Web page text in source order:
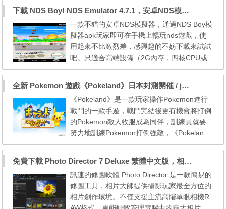
mware ExPetr (或 Petya 變種) 加密勒索軟件
的防禦方法。 NotPetya 利用改良 Eternal Blu
e 漏洞，以和 WannaCry類似的途徑入侵，入
侵後能感染聯網內其他已安裝安全更新 (Patch
MS17-01...
下載 NDS Boy! NDS Emulator 4.7.1，安卓NDS模擬器，com.anhhuy.ds4droid (.apk)
一款不錯的安卓NDS模擬器，通過NDS Boy模
擬器apk玩家即可在手機上暢玩nds遊戲，使
用起來不比激烈差，感興趣的不妨下載來試試
吧。只適合高端設備（2G內存，四核CPU或
更高）。 An high quality emulator to run ND
s, .zip, .7z, .rar) - Support android 4.0+ (suit
able for android 5.0+ and 6.0) - Save and lo
ad state, quick save, quick load, auto sav
e....
全新 Pokemon 遊戲《Pokeland》日本封測開催 / jp.pokemon.pokeland.beta.apk
《Pokeland》是一款玩家操作Pokemon進行
戰鬥的一款手遊，戰鬥完結後更有機會將打倒
的Pokemon敵人收服成為同伴，訓練員就要
努力地訓練Pokemon打倒強敵，《Pokelan
d》由任天堂親自主理，玩家需要以任天堂帳
d》內亮相。 日前任天堂在日本推出《Pokela
nd》封測活動，讓 1 萬名 Android 手機用家
率先試玩，不過封測玩家在活動於 6 月 9 日
結束後，帳號將無法過渡到正...
免費下載 Photo Director 7 Deluxe 繁體中文版，相片大師7 正版序號 (限時免費)
訊連的修圖軟體 Photo Director 是一款簡易的
修圖工具，相片大師提供攝影玩家最全方位的
相片創作環境。不僅支援主流高階單眼相機R